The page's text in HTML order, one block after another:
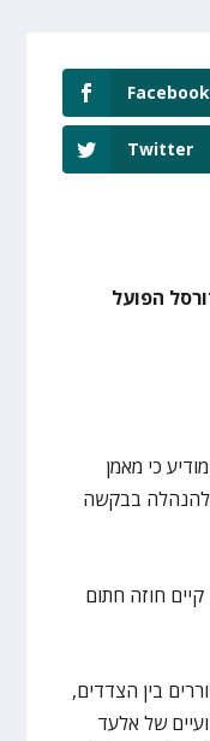
Facebook
Twitter
הפועל
כי מאמן
להנהלה בבקשה
חוזה חתום
בין הצדדים,
של אלעד